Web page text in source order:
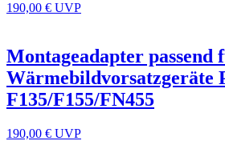
190,00 € UVP
Montageadapter passend
Wärmebildvorsatzgeräte
F135/F155/FN455
190,00 € UVP